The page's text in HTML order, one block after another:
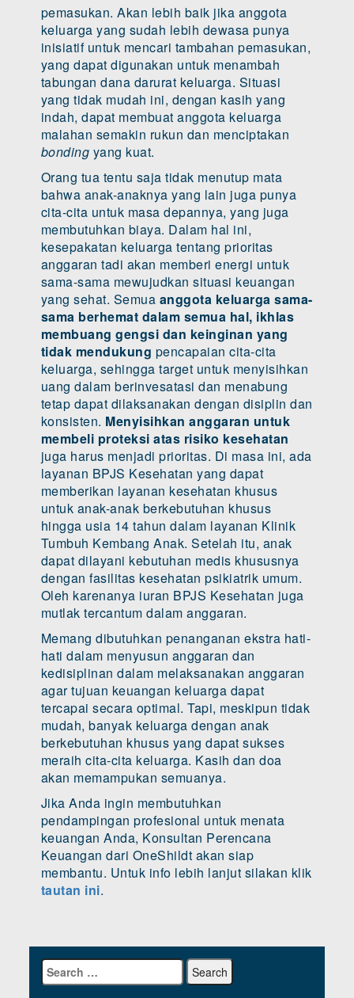
pemasukan. Akan lebih baik jika anggota
keluarga yang sudah lebih dewasa punya
inisiatif untuk mencari tambahan pemasukan,
yang dapat digunakan untuk menambah
tabungan dana darurat keluarga. Situasi
yang tidak mudah ini, dengan kasih yang
indah, dapat membuat anggota keluarga
malahan semakin rukun dan menciptakan
bonding yang kuat.
Orang tua tentu saja tidak menutup mata
bahwa anak-anaknya yang lain juga punya
cita-cita untuk masa depannya, yang juga
membutuhkan biaya. Dalam hal ini,
kesepakatan keluarga tentang prioritas
anggaran tadi akan memberi energi untuk
sama-sama mewujudkan situasi keuangan
yang sehat. Semua anggota keluarga sama-
sama berhemat dalam semua hal, ikhlas
membuang gengsi dan keinginan yang
tidak mendukung pencapaian cita-cita
keluarga, sehingga target untuk menyisihkan
uang dalam berinvesatasi dan menabung
tetap dapat dilaksanakan dengan disiplin dan
konsisten. Menyisihkan anggaran untuk
membeli proteksi atas risiko kesehatan
juga harus menjadi prioritas. Di masa ini, ada
layanan BPJS Kesehatan yang dapat
memberikan layanan kesehatan khusus
untuk anak-anak berkebutuhan khusus
hingga usia 14 tahun dalam layanan Klinik
Tumbuh Kembang Anak. Setelah itu, anak
dapat dilayani kebutuhan medis khususnya
dengan fasilitas kesehatan psikiatrik umum.
Oleh karenanya iuran BPJS Kesehatan juga
mutlak tercantum dalam anggaran.
Memang dibutuhkan penanganan ekstra hati-
hati dalam menyusun anggaran dan
kedisiplinan dalam melaksanakan anggaran
agar tujuan keuangan keluarga dapat
tercapai secara optimal. Tapi, meskipun tidak
mudah, banyak keluarga dengan anak
berkebutuhan khusus yang dapat sukses
meraih cita-cita keluarga. Kasih dan doa
akan memampukan semuanya.
Jika Anda ingin membutuhkan
pendampingan profesional untuk menata
keuangan Anda, Konsultan Perencana
Keuangan dari OneShildt akan siap
membantu. Untuk info lebih lanjut silakan klik
tautan ini.